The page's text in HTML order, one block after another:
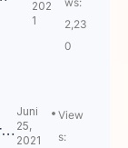
202
1
2,23
0
Juni
25,
2021
View
s: